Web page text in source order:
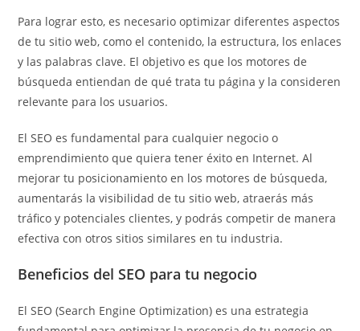
Para lograr esto, es necesario optimizar diferentes aspectos
de tu sitio web, como el contenido, la estructura, los enlaces
y las palabras clave. El objetivo es que los motores de
búsqueda entiendan de qué trata tu página y la consideren
relevante para los usuarios.
El SEO es fundamental para cualquier negocio o
emprendimiento que quiera tener éxito en Internet. Al
mejorar tu posicionamiento en los motores de búsqueda,
aumentarás la visibilidad de tu sitio web, atraerás más
tráfico y potenciales clientes, y podrás competir de manera
efectiva con otros sitios similares en tu industria.
Beneficios del SEO para tu negocio
El SEO (Search Engine Optimization) es una estrategia